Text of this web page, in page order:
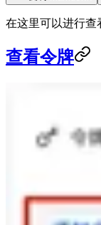
在这里可以进行查
查看令牌